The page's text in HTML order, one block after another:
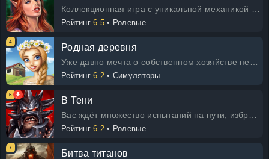
Рейтинг6.5 • Ролевые
4 Родная деревня
Рейтинг6.2 • Симуляторы
5 В Тени
Рейтинг6.2 • Ролевые
7 Битва титанов